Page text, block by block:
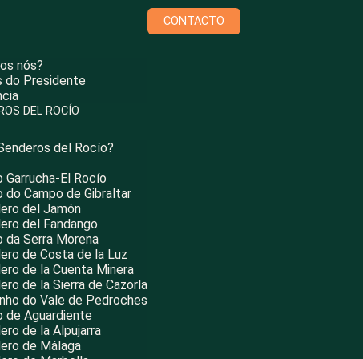
nós?
do Presidente
DEL ROCÍO
del Rocío?
Garrucha-El Rocío
do Campo de Gibraltar
del Jamón
del Fandango
da Serra Morena
de Costa de la Luz
de la Cuenta Minera
de la Sierra de Cazorla
do Vale de Pedroches
de Aguardiente
de la Alpujarra
de Málaga
CONTACTO